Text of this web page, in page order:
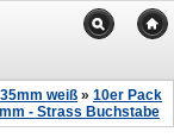
weiß » 10er Pack
- Strass Buchstabe